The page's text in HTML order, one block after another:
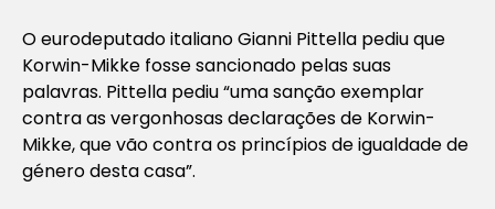
O eurodeputado italiano Gianni Pittella pediu que
Korwin-Mikke fosse sancionado pelas suas
palavras. Pittella pediu “uma sanção exemplar
contra as vergonhosas declarações de Korwin-
Mikke, que vão contra os princípios de igualdade de
género desta casa”.